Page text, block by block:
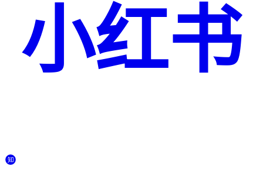
小红书